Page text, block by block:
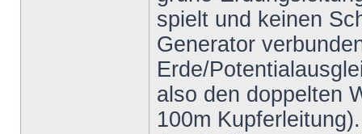
spielt und keinen
Generator
Erde/
also den doppelten
100m